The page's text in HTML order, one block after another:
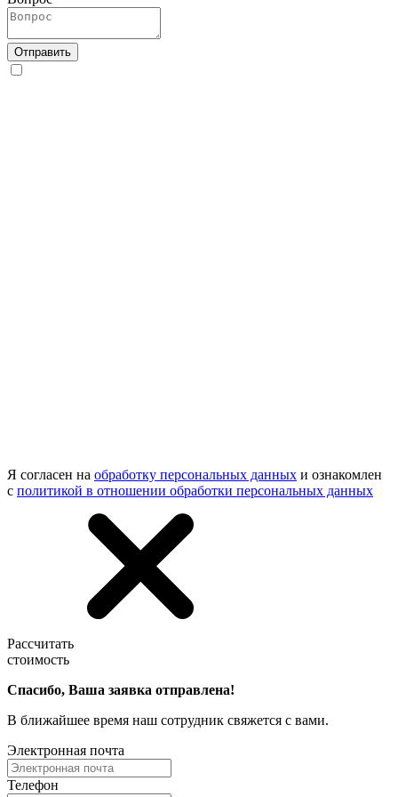
Отправить
Я согласен на обработку персональных данных и ознакомлен
с политикой в отношении обработки персональных данных
Рассчитать
стоимость
Спасибо, Ваша заявка отправлена!
В ближайшее время наш сотрудник свяжется с вами.
Электронная почта
Телефон